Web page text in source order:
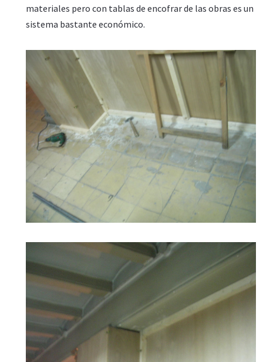
materiales pero con tablas de encofrar de las obras es un
sistema bastante económico.